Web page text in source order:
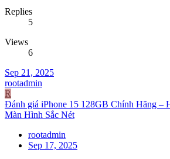
Replies
5
Views
6
Sep 21, 2025
rootadmin
R
Đánh giá iPhone 15 128GB Chính Hãng –
Màn Hình Sắc Nét
rootadmin
Sep 17, 2025